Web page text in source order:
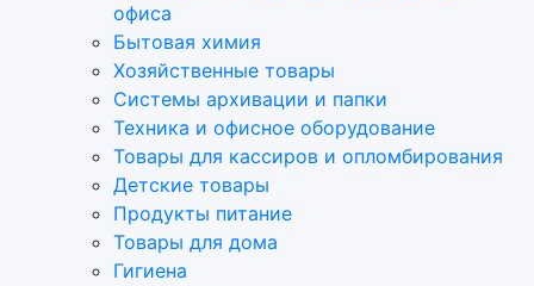
офиса
Бытовая химия
Хозяйственные товары
Системы архивации и папки
Техника и офисное оборудование
Товары для кассиров и опломбирования
Детские товары
Продукты питание
Товары для дома
Гигиена